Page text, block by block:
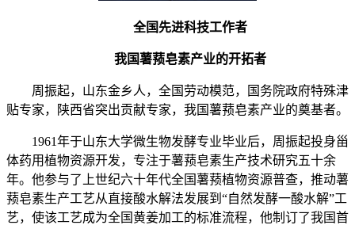
全国先进科技工作者
我国薯蓣皂素产业的开拓者
周振起，山东金乡人，全国劳动模范，国务院政府特殊津
贴专家，陕西省突出贡献专家，我国薯蓣皂素产业的奠基者。
1961年于山东大学微生物发酵专业毕业后，周振起投身甾
体药用植物资源开发，专注于薯蓣皂素生产技术研究五十余
年。他参与了 上世纪六十年代全国薯蓣植物资源普查，推动薯
蓣皂素生产工艺从直接酸水解法发展到“自然发酵一酸水解”工
艺，使该工艺成为全国黄姜加工的标准流程，他制订了我国首